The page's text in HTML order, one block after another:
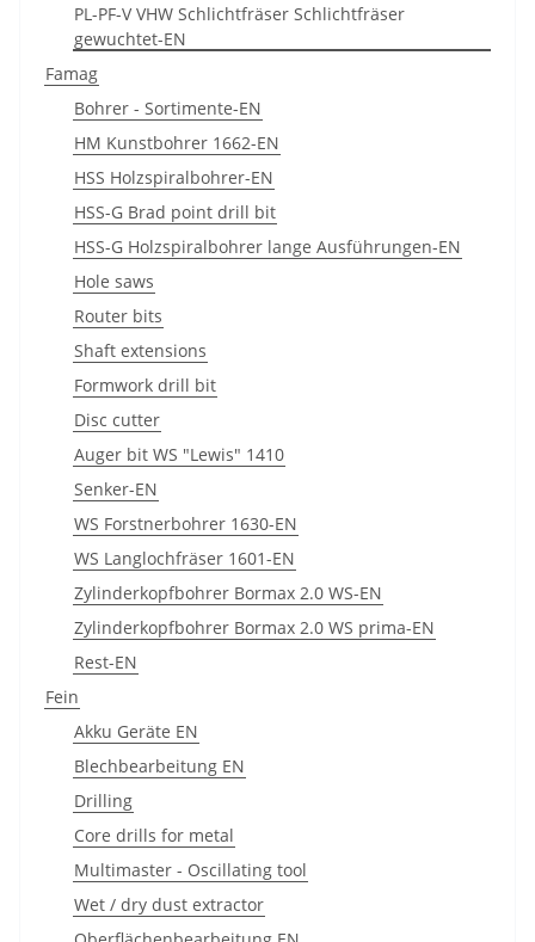
PL-PF-V VHW Schlichtfräser Schlichtfräser
gewuchtet-EN
Famag
Bohrer - Sortimente-EN
HM Kunstbohrer 1662-EN
HSS Holzspiralbohrer-EN
HSS-G Brad point drill bit
HSS-G Holzspiralbohrer lange Ausführungen-EN
Hole saws
Router bits
Shaft extensions
Formwork drill bit
Disc cutter
Auger bit WS "Lewis" 1410
Senker-EN
WS Forstnerbohrer 1630-EN
WS Langlochfräser 1601-EN
Zylinderkopfbohrer Bormax 2.0 WS-EN
Zylinderkopfbohrer Bormax 2.0 WS prima-EN
Rest-EN
Fein
Akku Geräte EN
Blechbearbeitung EN
Drilling
Core drills for metal
Multimaster - Oscillating tool
Wet / dry dust extractor